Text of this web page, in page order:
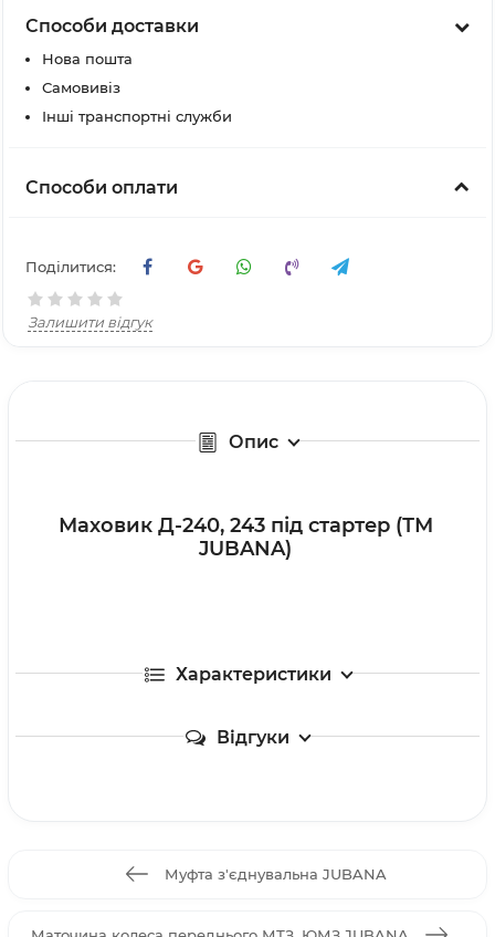
Способи доставки
Нова пошта
Самовивіз
Інші транспортні служби
Способи оплати
Поділитися:
Залишити відгук
Опис
Маховик Д-240, 243 під стартер (ТМ
JUBANA)
Характеристики
Відгуки
Муфта з'єднувальна JUBANA